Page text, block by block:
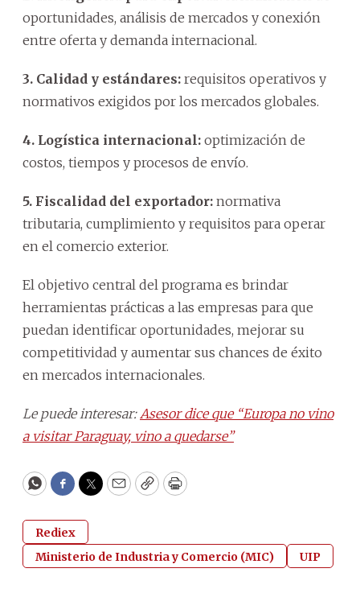
oportunidades, análisis de mercados y conexión
entre oferta y demanda internacional.
3. Calidad y estándares: requisitos operativos y
normativos exigidos por los mercados globales.
4. Logística internacional: optimización de
costos, tiempos y procesos de envío.
5. Fiscalidad del exportador: normativa
tributaria, cumplimiento y requisitos para operar
en el comercio exterior.
El objetivo central del programa es brindar
herramientas prácticas a las empresas para que
puedan identificar oportunidades, mejorar su
competitividad y aumentar sus chances de éxito
en mercados internacionales.
Le puede interesar: Asesor dice que “Europa no vino
a visitar Paraguay, vino a quedarse”
WhatsApp
Facebook
Twitter
EmailCopyPrint
Rediex
Ministerio de Industria y Comercio (MIC)
UIP